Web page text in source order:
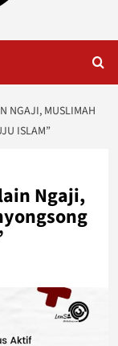
NGAJI, MUSLIMAH
ISLAM”
Ngaji,